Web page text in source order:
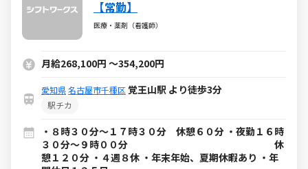
【常勤】
医療・薬剤（看護師）
月給268,100円 ～354,200円
愛知県名古屋市千種区 覚王山駅 より徒歩3分
駅チカ
・８時３０分～１７時３０分 休憩６０分 ・夜勤１６時
３０分～９時００分 休
憩１２０分 ・４週８休 ・年末年始、夏期休暇あり ・年